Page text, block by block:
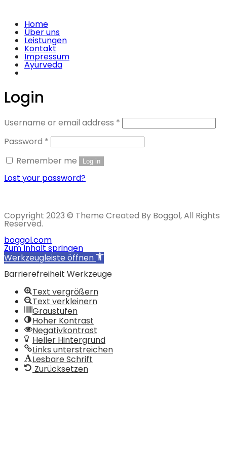
Home
Über uns
Leistungen
Kontakt
Impressum
Ayurveda
Login
Username or email address *
Password *
Remember me
Log in
Lost your password?
Copyright 2023 © Theme Created By Boggol, All Rights
Reserved.
boggol.com
Zum Inhalt springen
Werkzeugleiste öffnen
Barrierefreiheit Werkzeuge
Text vergrößern
Text verkleinern
Graustufen
Hoher Kontrast
Negativkontrast
Heller Hintergrund
Links unterstreichen
Lesbare Schrift
Zurücksetzen